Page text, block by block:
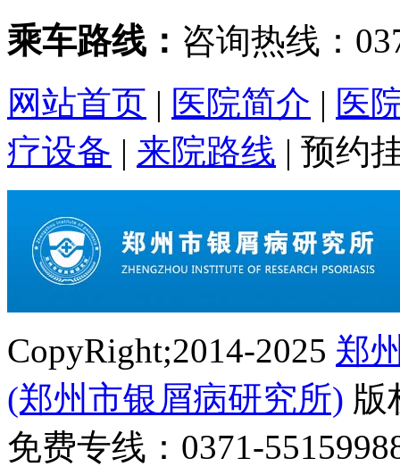
乘车路线： 咨询热线：
网站首页 | 医院简介 | 医
疗设备 | 来院路线 | 预约
CopyRight;2014-2025 郑
(郑州市银屑病研究所) 版
免费专线：0371-